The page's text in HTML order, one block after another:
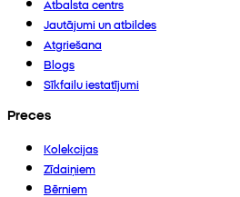
Atbalsta centrs
Jautājumi un atbildes
Atgriešana
Blogs
Sīkfailu iestatījumi
Preces
Kolekcijas
Zīdaiņiem
Bērniem